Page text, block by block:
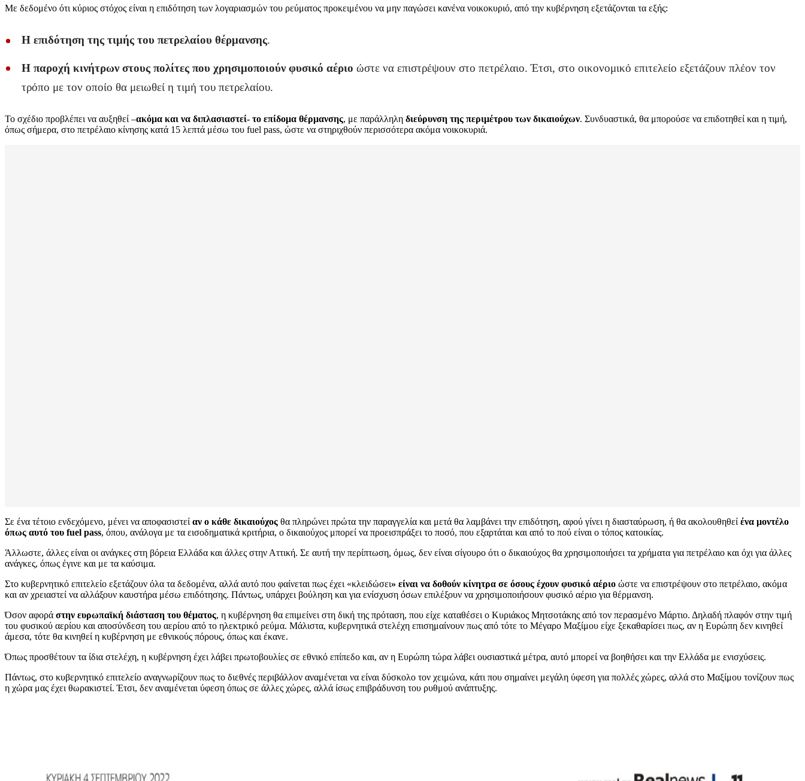
Με δεδομένο ότι κύριος στόχος είναι η επιδότηση των λογαριασμών του ρεύματος προκειμένου να μην παγώσει κανένα νοικοκυριό, από την κυβέρνηση εξετάζονται τα εξής:
Η επιδότηση της τιμής του πετρελαίου θέρμανσης.
Η παροχή κινήτρων στους πολίτες που χρησιμοποιούν φυσικό αέριο ώστε να επιστρέψουν στο πετρέλαιο. Έτσι, στο οικονομικό επιτελείο εξετάζουν πλέον τον
τρόπο με τον οποίο θα μειωθεί η τιμή του πετρελαίου.
Το σχέδιο προβλέπει να αυξηθεί –ακόμα και να διπλασιαστεί- το επίδομα θέρμανσης, με παράλληλη διεύρυνση της περιμέτρου των δικαιούχων. Συνδυαστικά, θα μπορούσε να επιδοτηθεί και η τιμή,
όπως σήμερα, στο πετρέλαιο κίνησης κατά 15 λεπτά μέσω του fuel pass, ώστε να στηριχθούν περισσότερα ακόμα νοικοκυριά.
Σε ένα τέτοιο ενδεχόμενο, μένει να αποφασιστεί αν ο κάθε δικαιούχος θα πληρώνει πρώτα την παραγγελία και μετά θα λαμβάνει την επιδότηση, αφού γίνει η διασταύρωση, ή θα ακολουθηθεί ένα μοντέλο
όπως αυτό του fuel pass, όπου, ανάλογα με τα εισοδηματικά κριτήρια, ο δικαιούχος μπορεί να προεισπράξει το ποσό, που εξαρτάται και από το πού είναι ο τόπος κατοικίας.
Άλλωστε, άλλες είναι οι ανάγκες στη βόρεια Ελλάδα και άλλες στην Αττική. Σε αυτή την περίπτωση, όμως, δεν είναι σίγουρο ότι ο δικαιούχος θα χρησιμοποιήσει τα χρήματα για πετρέλαιο και όχι για άλλες
ανάγκες, όπως έγινε και με τα καύσιμα.
Στο κυβερνητικό επιτελείο εξετάζουν όλα τα δεδομένα, αλλά αυτό που φαίνεται πως έχει «κλειδώσει» είναι να δοθούν κίνητρα σε όσους έχουν φυσικό αέριο ώστε να επιστρέψουν στο πετρέλαιο, ακόμα
και αν χρειαστεί να αλλάξουν καυστήρα μέσω επιδότησης. Πάντως, υπάρχει βούληση και για ενίσχυση όσων επιλέξουν να χρησιμοποιήσουν φυσικό αέριο για θέρμανση.
Όσον αφορά στην ευρωπαϊκή διάσταση του θέματος, η κυβέρνηση θα επιμείνει στη δική της πρόταση, που είχε καταθέσει ο Κυριάκος Μητσοτάκης από τον περασμένο Μάρτιο. Δηλαδή πλαφόν στην τιμή
του φυσικού αερίου και αποσύνδεση του αερίου από το ηλεκτρικό ρεύμα. Μάλιστα, κυβερνητικά στελέχη επισημαίνουν πως από τότε το Μέγαρο Μαξίμου είχε ξεκαθαρίσει πως, αν η Ευρώπη δεν κινηθεί
άμεσα, τότε θα κινηθεί η κυβέρνηση με εθνικούς πόρους, όπως και έκανε.
Όπως προσθέτουν τα ίδια στελέχη, η κυβέρνηση έχει λάβει πρωτοβουλίες σε εθνικό επίπεδο και, αν η Ευρώπη τώρα λάβει ουσιαστικά μέτρα, αυτό μπορεί να βοηθήσει και την Ελλάδα με ενισχύσεις.
Πάντως, στο κυβερνητικό επιτελείο αναγνωρίζουν πως το διεθνές περιβάλλον αναμένεται να είναι δύσκολο τον χειμώνα, κάτι που σημαίνει μεγάλη ύφεση για πολλές χώρες, αλλά στο Μαξίμου τονίζουν πως
η χώρα μας έχει θωρακιστεί. Έτσι, δεν αναμένεται ύφεση όπως σε άλλες χώρες, αλλά ίσως επιβράδυνση του ρυθμού ανάπτυξης.